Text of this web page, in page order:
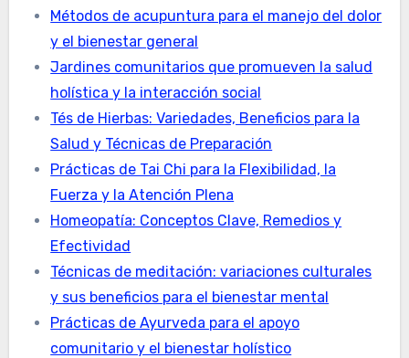
Métodos de acupuntura para el manejo del dolor
y el bienestar general
Jardines comunitarios que promueven la salud
holística y la interacción social
Tés de Hierbas: Variedades, Beneficios para la
Salud y Técnicas de Preparación
Prácticas de Tai Chi para la Flexibilidad, la
Fuerza y la Atención Plena
Homeopatía: Conceptos Clave, Remedios y
Efectividad
Técnicas de meditación: variaciones culturales
y sus beneficios para el bienestar mental
Prácticas de Ayurveda para el apoyo
comunitario y el bienestar holístico